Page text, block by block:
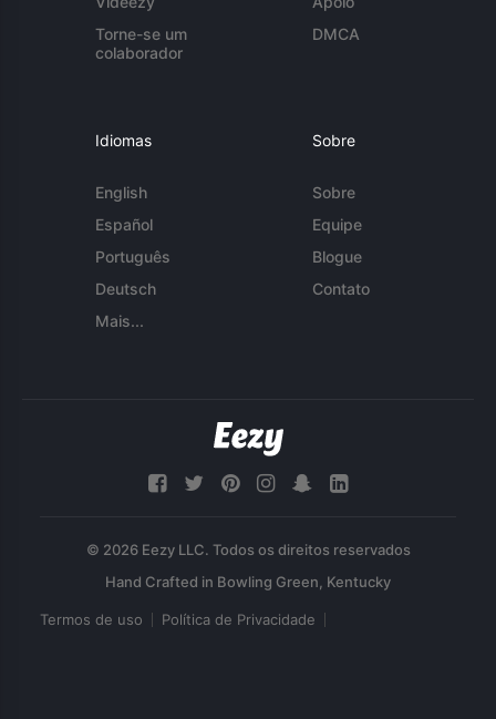
Torne-se um
colaborador
DMCA
Idiomas
English
Español
Português
Deutsch
Mais...
Sobre
Sobre
Equipe
Blogue
Contato
© 2026 Eezy LLC. Todos os direitos reservados
Termos de uso Política de Privacidade